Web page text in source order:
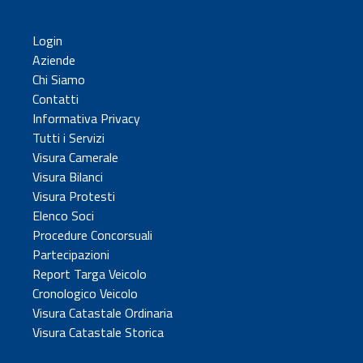
Login
Aziende
Chi Siamo
Contatti
Informativa Privacy
Tutti i Servizi
Visura Camerale
Visura Bilanci
Visura Protesti
Elenco Soci
Procedure Concorsuali
Partecipazioni
Report Targa Veicolo
Cronologico Veicolo
Visura Catastale Ordinaria
Visura Catastale Storica